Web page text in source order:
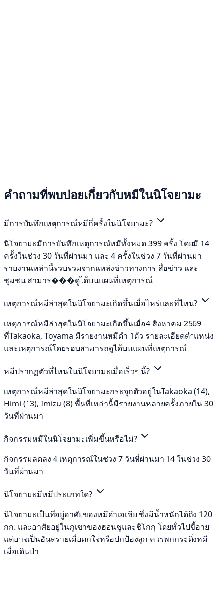
คำถามที่พบบ่อยเกี่ยวกับหมีในนิโจยามะ
มีการบันทึกเหตุการณ์หมีกี่ครั้งในนิโจยามะ?
นิโจยามะมีการบันทึกเหตุการณ์หมีทั้งหมด 399 ครั้ง โดยมี 14
ครั้งในช่วง 30 วันที่ผ่านมา และ 4 ครั้งในช่วง 7 วันที่ผ่านมา
รายงานเหล่านี้รวบรวมจากแหล่งข่าวทางการ สื่อข่าว และ
ชุมชน สามาร���ดูได้บนแผนที่เหตุการณ์
เหตุการณ์หมีล่าสุดในนิโจยามะเกิดขึ้นเมื่อไหร่และที่ไหน?
เหตุการณ์หมีล่าสุดในนิโจยามะเกิดขึ้นเมื่อ4 สิงหาคม 2569
ที่Takaoka, Toyama มีรายงานหมีดำ 1ตัว รายละเอียดตำแหน่ง
และเหตุการณ์โดยรอบสามารถดูได้บนแผนที่เหตุการณ์
หมีปรากฏตัวที่ไหนในนิโจยามะเมื่อเร็วๆ นี้?
เหตุการณ์หมีล่าสุดในนิโจยามะกระจุกตัวอยู่ในTakaoka (14),
Himi (13), Imizu (8) พื้นที่เหล่านี้มีรายงานหลายครั้งภายใน 30
วันที่ผ่านมา
กิจกรรมหมีในนิโจยามะเพิ่มขึ้นหรือไม่?
กิจกรรมลดลง 4 เหตุการณ์ในช่วง 7 วันที่ผ่านมา 14 ในช่วง 30
วันที่ผ่านมา
นิโจยามะมีหมีประเภทใด?
นิโจยามะเป็นที่อยู่อาศัยของหมีดำเอเชีย ซึ่งมีน้ำหนักได้ถึง 120
กก. และอาศัยอยู่ในภูเขาของฮอนชูและชิโกกุ โดยทั่วไปขี้อาย
แต่อาจเป็นอันตรายเมื่อตกใจหรือปกป้องลูก ควรพกกระดิ่งหมี
เมื่อเดินป่า